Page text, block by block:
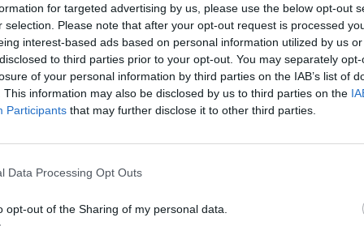
for targeted advertising by us, please use the below opt-out
selection. Please note that after your opt-out request is processed
interest-based ads based on personal information utilized by us
to third parties prior to your opt-out. You may separately
of your personal information by third parties on the IAB’s list of
This information may also be disclosed by us to third parties on the
Participants that may further disclose it to other third parties.
Data Processing Opt Outs
opt-out of the Sharing of my personal data.
αρκετό λίπος, εντούτοις έχει σαφώς
Και η ζάχαρη δεν βοηθάει καθόλου